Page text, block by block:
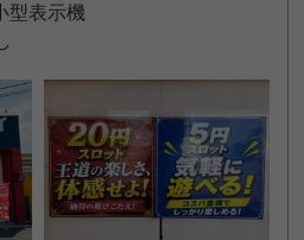
型表示機